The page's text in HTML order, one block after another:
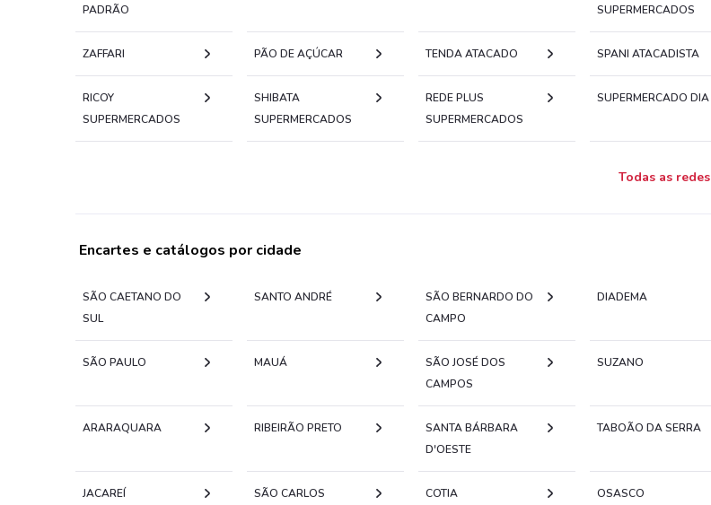
PADRÃO
SUPERMERCADOS
ZAFFARI PÃO DE AÇÚCAR TENDA ATACADO SPANI ATACADISTA
RICOY
SUPERMERCADOS
SHIBATA
SUPERMERCADOS
REDE PLUS
SUPERMERCADOS
SUPERMERCADO DIA
Todas as redes
Encartes e catálogos por cidade
SÃO CAETANO DO
SUL
SANTO ANDRÉ
SÃO BERNARDO DO
CAMPO
DIADEMA
SÃO PAULO MAUÁ
SÃO JOSÉ DOS
CAMPOS
SUZANO
ARARAQUARA RIBEIRÃO PRETO
SANTA BÁRBARA
D'OESTE
TABOÃO DA SERRA
JACAREÍ SÃO CARLOS COTIA OSASCO